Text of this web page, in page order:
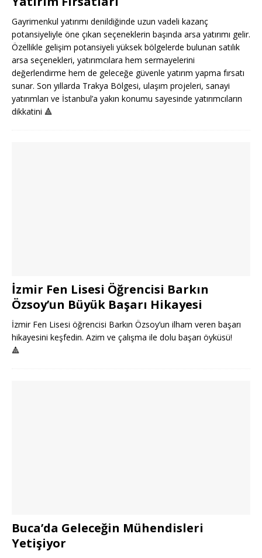
Gayrimenkul yatırımı denildiğinde uzun vadeli kazanç
potansiyeliyle öne çıkan seçeneklerin başında arsa yatırımı gelir.
Özellikle gelişim potansiyeli yüksek bölgelerde bulunan satılık
arsa seçenekleri, yatırımcılara hem sermayelerini
değerlendirme hem de geleceğe güvenle yatırım yapma fırsatı
sunar. Son yıllarda Trakya Bölgesi, ulaşım projeleri, sanayi
yatırımları ve İstanbul’a yakın konumu sayesinde yatırımcıların
dikkatini 🔺
İzmir Fen Lisesi Öğrencisi Barkın
Özsoy’un Büyük Başarı Hikayesi
İzmir Fen Lisesi öğrencisi Barkın Özsoy’un ilham veren başarı
hikayesini keşfedin. Azim ve çalışma ile dolu başarı öyküsü!
🔺
Buca’da Geleceğin Mühendisleri
Yetişiyor